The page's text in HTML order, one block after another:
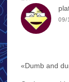
09/
«Dumb and